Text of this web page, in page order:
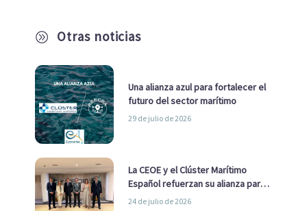
A Otras noticias
Una alianza azul para fortalecer el
futuro del sector marítimo
29 de julio de 2026
La CEOE y el Clúster Marítimo
Español refuerzan su alianza para
impulsar una estrategia Nacional
24 de julio de 2026